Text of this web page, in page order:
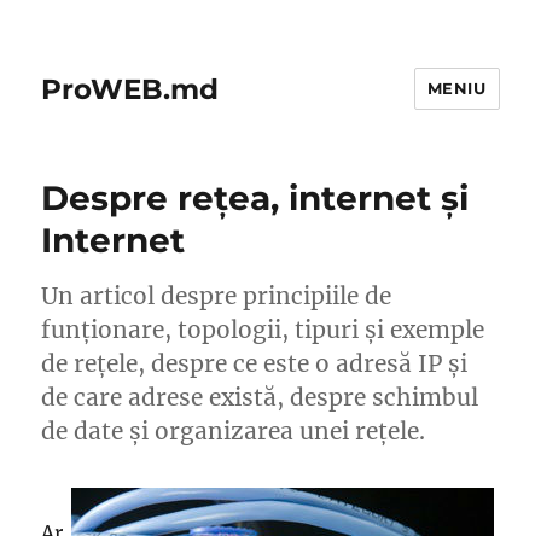
ProWEB.md MENIU
Despre rețea, internet și
Internet
Un articol despre principiile de
funționare, topologii, tipuri și exemple
de rețele, despre ce este o adresă IP și
de care adrese există, despre schimbul
de date și organizarea unei rețele.